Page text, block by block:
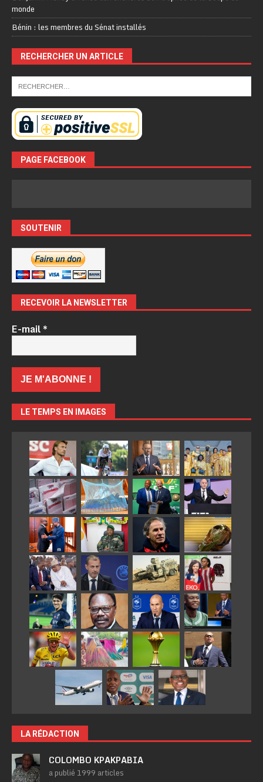
monde
Bénin : les membres du Sénat installés
RECHERCHER UN ARTICLE
PAGE FACEBOOK
SOUTENIR
RECEVOIR LA NEWSLETTER
E-mail*
LE TEMPS EN IMAGES
LA RÉDACTION
COLOMBO KPAKPABIA
a publié 1999 articles